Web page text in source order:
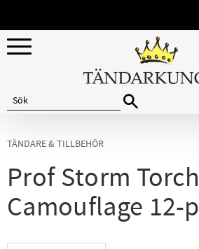
Meny
TÄNDARE & TILLBEHÖR
Prof Storm Torch
Camouflage 12-p